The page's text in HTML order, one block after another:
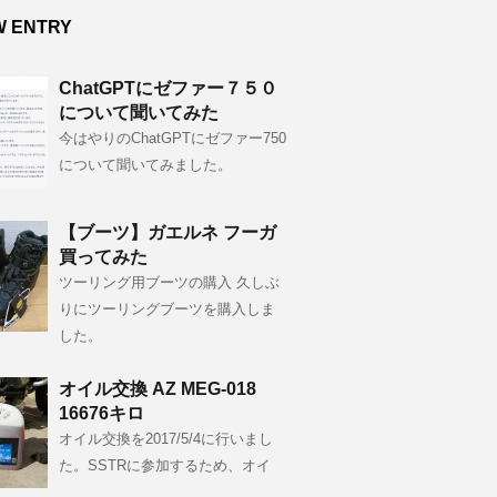
ENTRY
ChatGPTにゼファー７５０
について聞いてみた
今はやりのChatGPTにゼファー750
について聞いてみました。
【ブーツ】ガエルネ フーガ
買ってみた
ツーリング用ブーツの購入 久しぶ
りにツーリングブーツを購入しま
した。
オイル交換 AZ MEG-018
16676キロ
オイル交換を2017/5/4に行いまし
た。SSTRに参加するため、オイ